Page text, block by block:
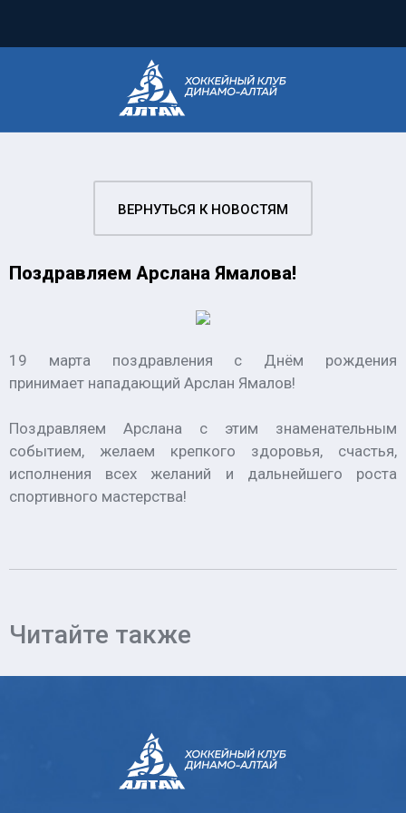
ВЕРНУТЬСЯ К НОВОСТЯМ
Поздравляем Арслана Ямалова!
19 марта поздравления с Днём рождения
принимает нападающий Арслан Ямалов!
Поздравляем Арслана с этим знаменательным
событием, желаем крепкого здоровья, счастья,
исполнения всех желаний и дальнейшего роста
спортивного мастерства!
Читайте также